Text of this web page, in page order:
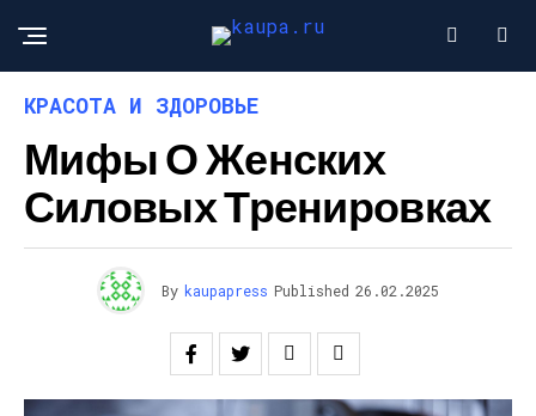
КРАСОТА И ЗДОРОВЬЕ
Мифы О Женских
Силовых Тренировках
By kaupapress Published 26.02.2025